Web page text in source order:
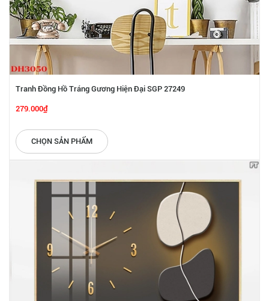
Tranh Đồng Hồ Tráng Gương Hiện Đại SGP 27249
279.000₫
CHỌN SẢN PHẨM